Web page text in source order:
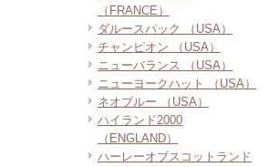
（FRANCE）
ダルースパック （USA）
チャンピオン （USA）
ニューバランス （USA）
ニューヨークハット （USA）
ネオブルー （USA）
ハイランド2000
（ENGLAND）
ハーレーオブスコットランド